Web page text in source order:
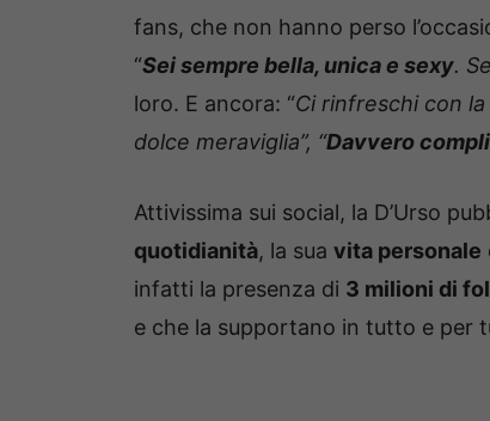
fans, che non hanno perso
“Sei sempre bella, unica e sexy.
loro. E ancora: “Ci rinfreschi con la
dolce meraviglia”, “Davvero
Attivissima sui social, la D’Urso
quotidianità, la sua vita personale
infatti la presenza di 3 milioni di
e che la supportano in tutto e per